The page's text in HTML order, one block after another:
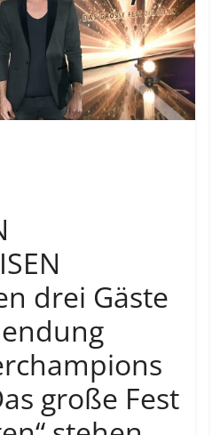
drei Gäste
große Fest